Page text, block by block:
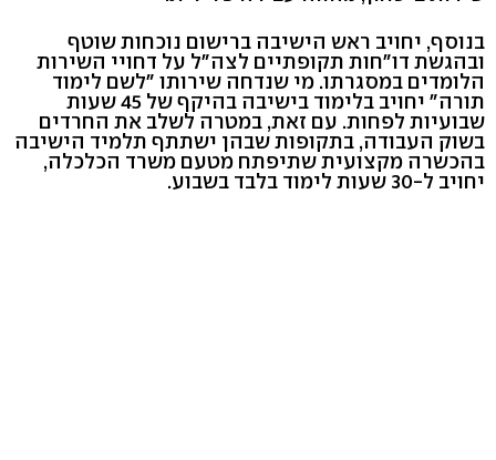
בנוסף, יחויב ראש הישיבה ברישום נוכחות שוטף
ובהגשת דו"חות תקופתיים לצה"ל על דחויי השירות
הלומדים במסגרתו. מי שנדחה שירותו "לשם לימוד
תורה" יחויב בלימוד בישיבה בהיקף של 45 שעות
שבועיות לפחות. עם זאת, במטרה לשלב את החרדים
בשוק העבודה, בתקופות שבהן ישתתף תלמיד הישיבה
בהכשרה מקצועית שתיפתח מטעם משרד הכלכלה,
יחויב ל-30 שעות לימוד בלבד בשבוע.